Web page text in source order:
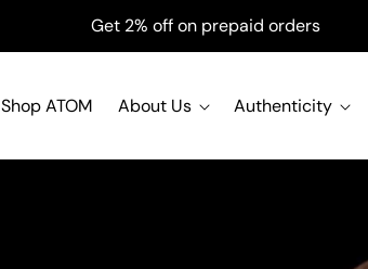
Get 2% off on prepaid orders
Shop ATOM About Us Authenticity